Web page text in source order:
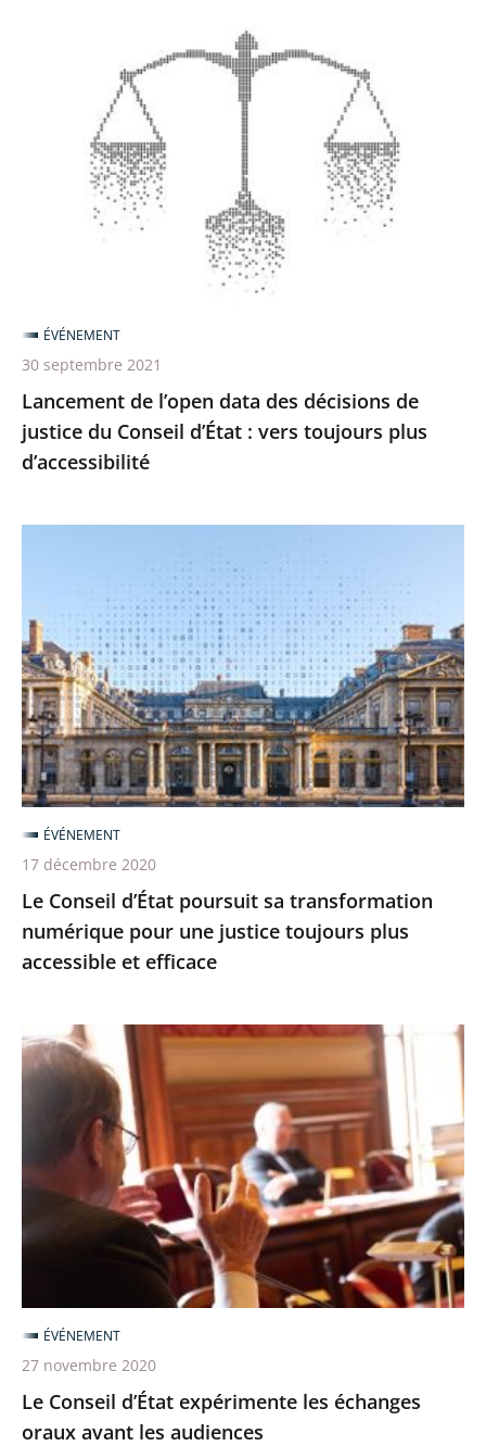
décisions
d’État
:
vers
toujours
plus
Lancement de l’open data des décisions de
justice du Conseil d’État : vers toujours plus
d’accessibilité
ÉVÉNEMENT
30 septembre 2021
poursuit
sa
transformation
numérique
pour
une
justice
toujours
plus
accessible
et
efficace
Le Conseil d’État poursuit sa transformation
numérique pour une justice toujours plus
accessible et efficace
ÉVÉNEMENT
17 décembre 2020
Le
Conseil
expérimente
échanges
avant
audiences
Le Conseil d’État expérimente les échanges
oraux avant les audiences
ÉVÉNEMENT
27 novembre 2020